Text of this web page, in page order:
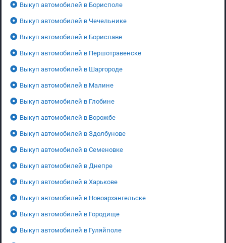
Выкуп автомобилей в Борисполе
Выкуп автомобилей в Чечельнике
Выкуп автомобилей в Бориславе
Выкуп автомобилей в Першотравенске
Выкуп автомобилей в Шаргороде
Выкуп автомобилей в Малине
Выкуп автомобилей в Глобине
Выкуп автомобилей в Ворожбе
Выкуп автомобилей в Здолбунове
Выкуп автомобилей в Семеновке
Выкуп автомобилей в Днепре
Выкуп автомобилей в Харькове
Выкуп автомобилей в Новоархангельске
Выкуп автомобилей в Городище
Выкуп автомобилей в Гуляйполе